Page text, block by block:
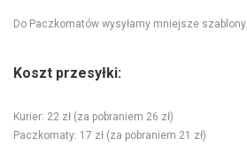
Do Paczkomatów wysyłamy mniejsze szablony.
Koszt przesyłki:
Kurier: 22 zł (za pobraniem 26 zł)
Paczkomaty: 17 zł (za pobraniem 21 zł)